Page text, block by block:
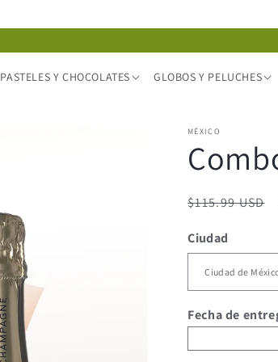
PASTELES Y CHOCOLATES GLOBOS Y PELUCHES
MÉXICO
Precio
$115.99 USD
Ciudad
Fecha de